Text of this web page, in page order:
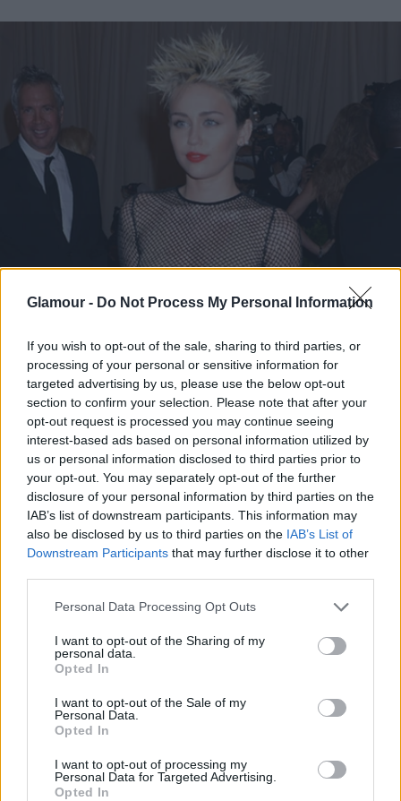
Glamour - Do Not Process My Personal Information
If you wish to opt-out of the sale, sharing to third parties, or
processing of your personal or sensitive information for
targeted advertising by us, please use the below opt-out
section to confirm your selection. Please note that after your
opt-out request is processed you may continue seeing
interest-based ads based on personal information utilized by
us or personal information disclosed to third parties prior to
your opt-out. You may separately opt-out of the further
disclosure of your personal information by third parties on the
IAB’s list of downstream participants. This information may
also be disclosed by us to third parties on the IAB’s List of
Downstream Participants that may further disclose it to other
Please note that this website/app uses one or more Google
not limited to your visit or usage behaviour. You may click to
grant or deny consent to Google and its third-party tags to
use your data for below specified purposes in below Google
consent section.
Personal Data Processing Opt Outs
I want to opt-out of the Sharing of my
personal data.
Opted In
I want to opt-out of the Sale of my
Personal Data.
Opted In
I want to opt-out of processing my
Personal Data for Targeted Advertising.
Opted In
Persze minden évben vannak olyanok, akik átesnek
a ló másik oldalára és kivívják a legelőnytelenebb
ruháknak járó címet, mi viszont most azokat a
sztárokat válogattuk össze, akik csodálatos
ruháikkal beírták magukat a Met gála történetébe!
Íme minden idők legszebb ruhái a gáláról!